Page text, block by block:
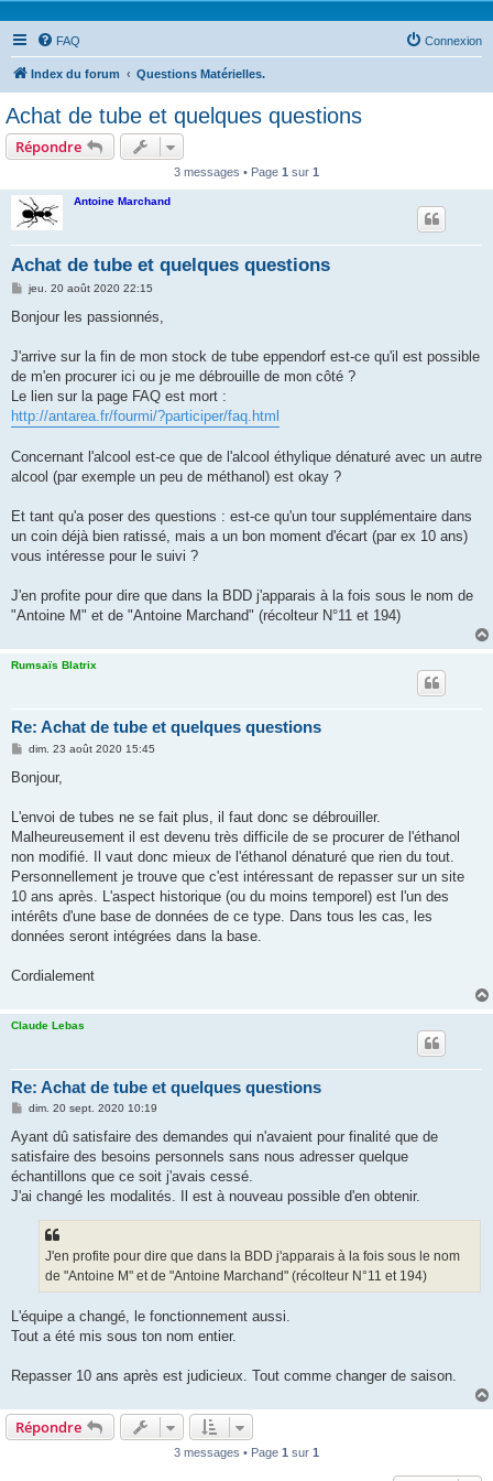
FAQ Connexion
Index du forum Questions Matérielles.
Achat de tube et quelques questions
Répondre
3 messages • Page 1 sur 1
Antoine Marchand
Achat de tube et quelques questions
M
s
g
jeu. 20 août 2020 22:15
Bonjour les passionnés,
J'arrive sur la fin de mon stock de tube eppendorf est-ce qu'il est possible
de m'en procurer ici ou je me débrouille de mon côté ?
Le lien sur la page FAQ est mort :
http://antarea.fr/fourmi/?participer/faq.html
Concernant l'alcool est-ce que de l'alcool éthylique dénaturé avec un autre
alcool (par exemple un peu de méthanol) est okay ?
Et tant qu'a poser des questions : est-ce qu'un tour supplémentaire dans
un coin déjà bien ratissé, mais a un bon moment d'écart (par ex 10 ans)
vous intéresse pour le suivi ?
J'en profite pour dire que dans la BDD j'apparais à la fois sous le nom de
"Antoine M" et de "Antoine Marchand" (récolteur N°11 et 194)
Rumsaïs Blatrix
Re: Achat de tube et quelques questions
M
s
g
dim. 23 août 2020 15:45
Bonjour,
L'envoi de tubes ne se fait plus, il faut donc se débrouiller.
Malheureusement il est devenu très difficile de se procurer de l'éthanol
non modifié. Il vaut donc mieux de l'éthanol dénaturé que rien du tout.
Personnellement je trouve que c'est intéressant de repasser sur un site
10 ans après. L'aspect historique (ou du moins temporel) est l'un des
intérêts d'une base de données de ce type. Dans tous les cas, les
données seront intégrées dans la base.
Cordialement
Claude Lebas
Re: Achat de tube et quelques questions
M
s
s
a
g
dim. 20 sept. 2020 10:19
Ayant dû satisfaire des demandes qui n'avaient pour finalité que de
satisfaire des besoins personnels sans nous adresser quelque
échantillons que ce soit j'avais cessé.
J'ai changé les modalités. Il est à nouveau possible d'en obtenir.
J'en profite pour dire que dans la BDD j'apparais à la fois sous le nom
de "Antoine M" et de "Antoine Marchand" (récolteur N°11 et 194)
L'équipe a changé, le fonctionnement aussi.
Tout a été mis sous ton nom entier.
Repasser 10 ans après est judicieux. Tout comme changer de saison.
Répondre
3 messages • Page 1 sur 1